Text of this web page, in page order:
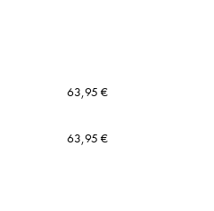
63,95 €
63,95 €